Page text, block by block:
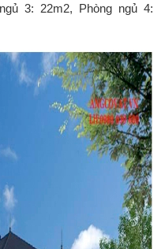
3: 22m2, Phòng ngủ 4: